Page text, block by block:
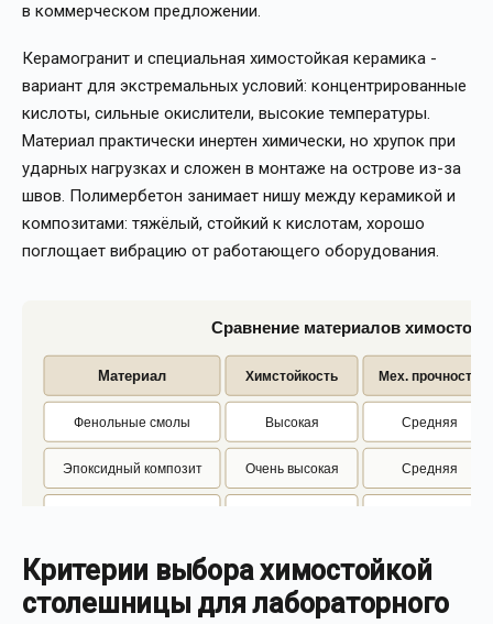
в коммерческом предложении.
Керамогранит и специальная химостойкая керамика -
вариант для экстремальных условий: концентрированные
кислоты, сильные окислители, высокие температуры.
Материал практически инертен химически, но хрупок при
ударных нагрузках и сложен в монтаже на острове из-за
швов. Полимербетон занимает нишу между керамикой и
композитами: тяжёлый, стойкий к кислотам, хорошо
поглощает вибрацию от работающего оборудования.
Сравнение материалов
Материал Химстойкость Мех. прочность
Фенольные смолы Высокая Средняя
Эпоксидный композит Очень высокая Средняя
Полимербетон Очень высокая Высокая
Керамогранит Максимальная Низкая (хрупкий)
Критерии выбора химостойкой
столешницы для лабораторного